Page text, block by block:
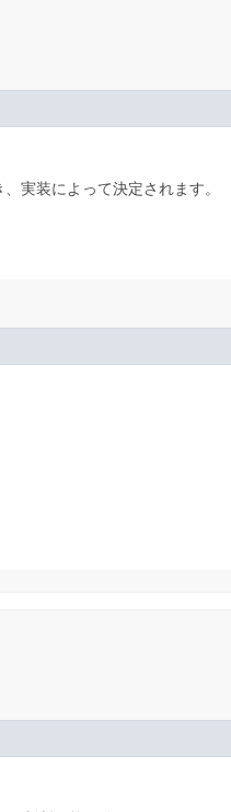
実装によって決定されます。